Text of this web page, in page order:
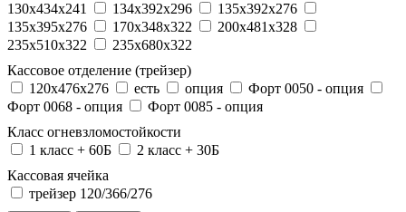
130х434х241
134x392x296
135x392x276
135x395x276
170x348x322
200x481x328
235x510x322
235x680x322
Кассовое отделение (трейзер)
120х476х276
есть опция
Форт 0050 - опция
Форт 0068 - опция
Форт 0085 - опция
Класс огневзломостойкости
1 класс + 60Б
2 класс + 30Б
Кассовая ячейка
трейзер 120/366/276